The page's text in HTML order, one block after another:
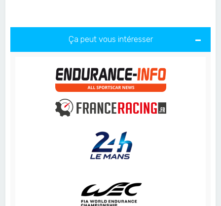
Ça peut vous intéresser